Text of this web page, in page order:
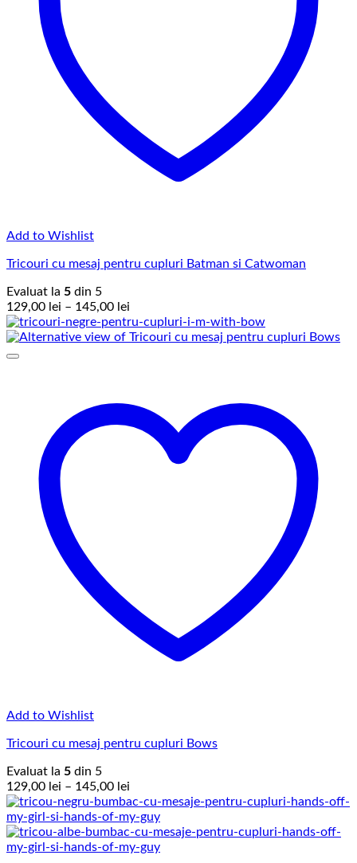
Add to Wishlist
Tricouri cu mesaj pentru cupluri Batman si Catwoman
Evaluat la 5 din 5
129,00 lei – 145,00 lei
de
prețuri:
Add to Wishlist
Tricouri cu mesaj pentru cupluri Bows
Evaluat la 5 din 5
129,00 lei – 145,00 lei
de
prețuri:
129,00 lei
până